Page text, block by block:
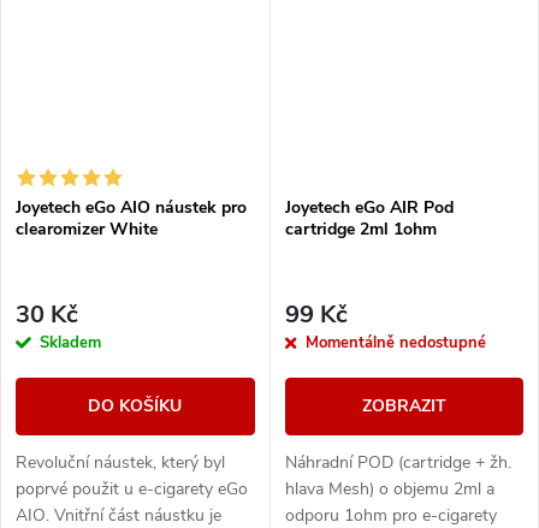
Joyetech eGo AIO náustek pro
clearomizer White
30 Kč
Skladem
DO KOŠÍKU
Revoluční náustek, který byl
poprvé použit u e-cigarety eGo
AIO. Vnitřní část náustku je
Joyetech eGo AIR Pod
cartridge 2ml 1ohm
99 Kč
Momentálně nedostupné
ZOBRAZIT
Náhradní POD (cartridge + žh.
hlava Mesh) o objemu 2ml a
odporu 1ohm pro e-cigarety